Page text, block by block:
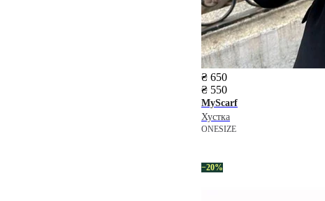
₴ 650
₴ 550
MyScarf
Хустка
ONESIZE
−20%